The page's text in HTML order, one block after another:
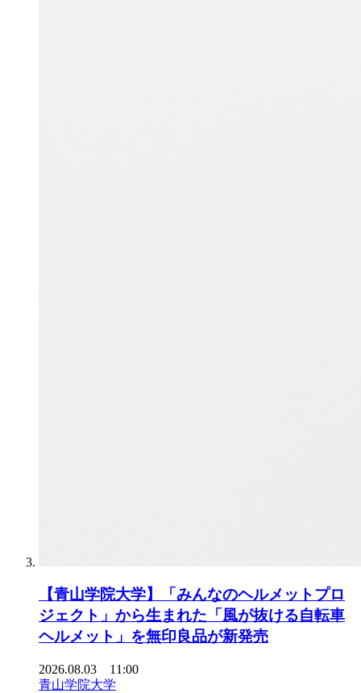
【青山学院大学】「みんなのヘルメットプロ
ジェクト」から生まれた「風が抜ける自転車
ヘルメット」を無印良品が新発売
2026.08.03 11:00
青山学院大学